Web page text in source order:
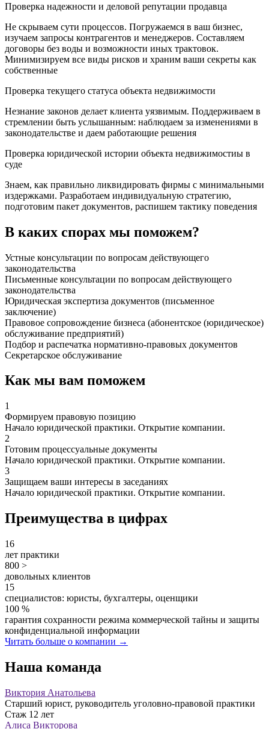
Проверка надежности и деловой репутации продавца
Не скрываем сути процессов. Погружаемся в ваш бизнес,
изучаем запросы контрагентов и менеджеров. Составляем
договоры без воды и возможности иных трактовок.
Минимизируем все виды рисков и храним ваши секреты как
собственные
Проверка текущего статуса объекта недвижимости
Незнание законов делает клиента уязвимым. Поддерживаем в
стремлении быть услышанным: наблюдаем за изменениями в
законодательстве и даем работающие решения
Проверка юридической истории объекта недвижимостиы в
суде
Знаем, как правильно ликвидировать фирмы с минимальными
издержками. Разработаем индивидуальную стратегию,
подготовим пакет документов, распишем тактику поведения
В каких спорах мы поможем?
Устные консультации по вопросам действующего
законодательства
Письменные консультации по вопросам действующего
законодательства
Юридическая экспертиза документов (письменное
заключение)
Правовое сопровождение бизнеса (абонентское (юридическое)
обслуживание предприятий)
Подбор и распечатка нормативно-правовых документов
Секретарское обслуживание
Как мы вам поможем
1
Формируем правовую позицию
Начало юридической практики. Открытие компании.
2
Готовим процессуальные документы
Начало юридической практики. Открытие компании.
3
Защищаем ваши интересы в заседаниях
Начало юридической практики. Открытие компании.
Преимущества в цифрах
16
лет практики
800 >
довольных клиентов
15
специалистов: юристы, бухгалтеры, оценщики
100 %
гарантия сохранности режима коммерческой тайны и защиты
конфиденциальной информации
Читать больше о компании →
Наша команда
Виктория Анатольева
Старший юрист, руководитель уголовно-правовой практики
Стаж 12 лет
Алиса Викторова